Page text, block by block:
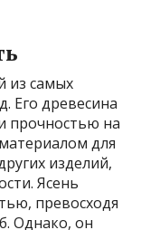
из самых
Его древесина
прочностью на
для
изделий,
Ясень
превосходя
Однако, он